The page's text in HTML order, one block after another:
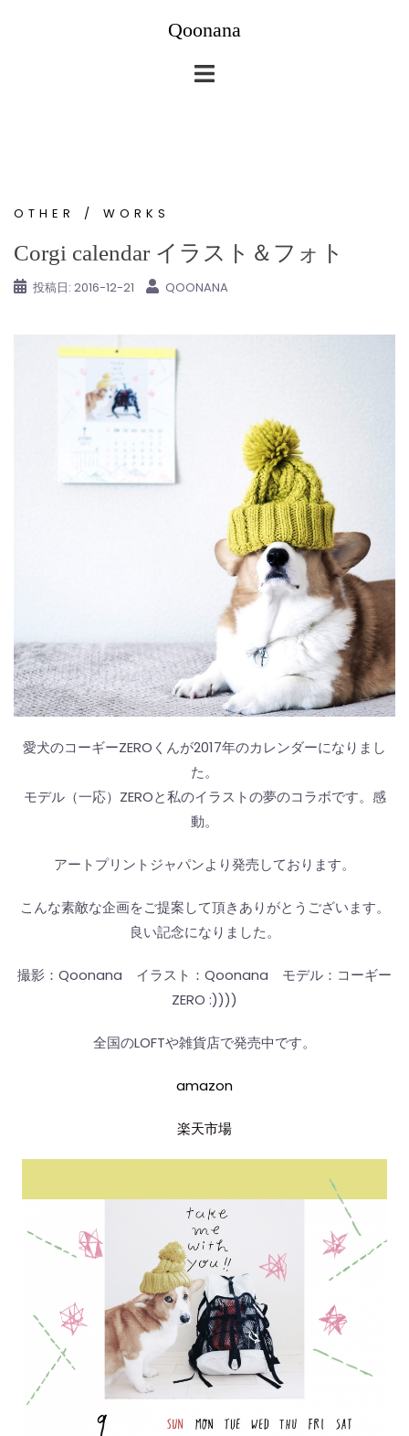
Qoonana
OTHER WORKS
Corgi calendar イラスト＆フォト
投稿日: 2016-12-21 QOONANA
愛犬のコーギーZEROくんが2017年のカレンダーになりまし
た。
モデル（一応）ZEROと私のイラストの夢のコラボです。感
動。
アートプリントジャパンより発売しております。
こんな素敵な企画をご提案して頂きありがとうございます。
良い記念になりました。
撮影：Qoonana イラスト：Qoonana モデル：コーギー
ZERO :))))
全国のLOFTや雑貨店で発売中です。
amazon
楽天市場